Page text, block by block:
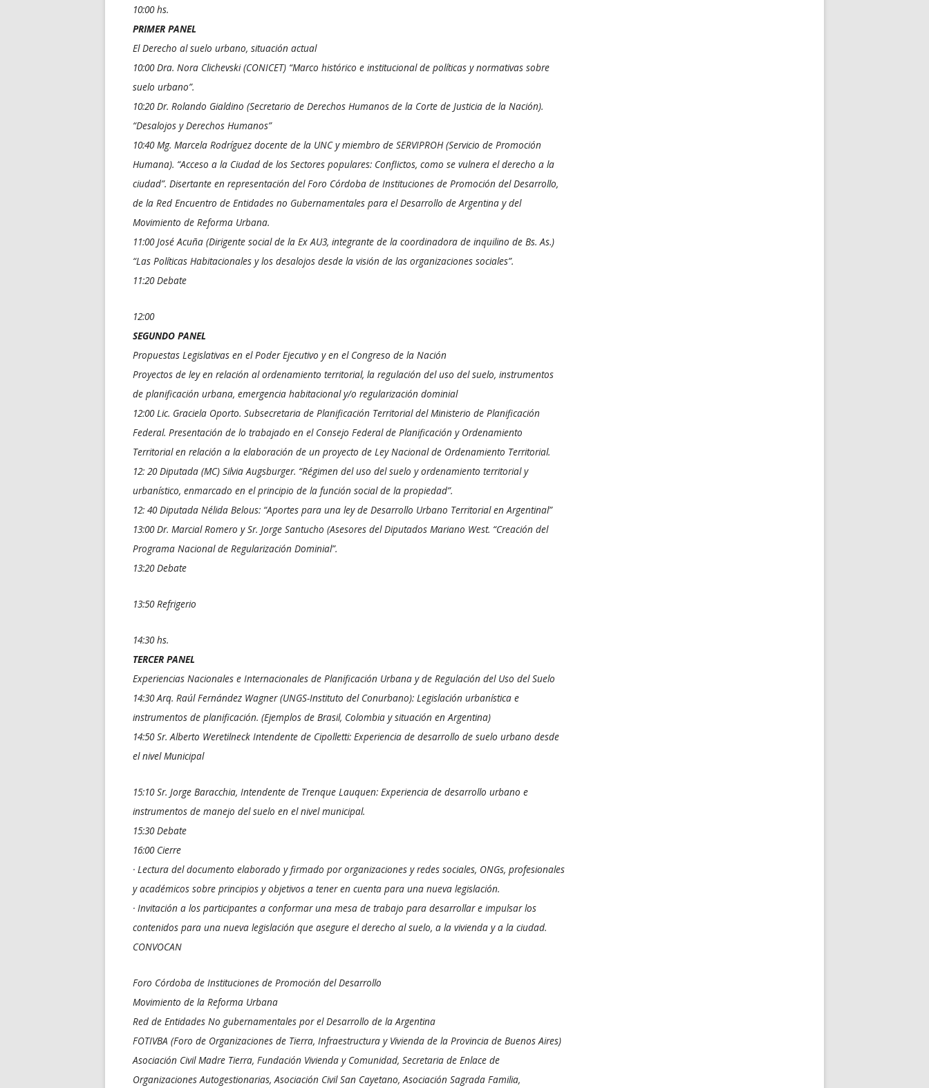
10:00 hs.
PRIMER PANEL
El Derecho al suelo urbano, situación actual
10:00 Dra. Nora Clichevski (CONICET) “Marco histórico e institucional de políticas y normativas sobre
suelo urbano”.
10:20 Dr. Rolando Gialdino (Secretario de Derechos Humanos de la Corte de Justicia de la Nación).
“Desalojos y Derechos Humanos”
10:40 Mg. Marcela Rodríguez docente de la UNC y miembro de SERVIPROH (Servicio de Promoción
Humana). “Acceso a la Ciudad de los Sectores populares: Conflictos, como se vulnera el derecho a la
ciudad”. Disertante en representación del Foro Córdoba de Instituciones de Promoción del Desarrollo,
de la Red Encuentro de Entidades no Gubernamentales para el Desarrollo de Argentina y del
Movimiento de Reforma Urbana.
11:00 José Acuña (Dirigente social de la Ex AU3, integrante de la coordinadora de inquilino de Bs. As.)
“Las Políticas Habitacionales y los desalojos desde la visión de las organizaciones sociales”.
11:20 Debate
12:00
SEGUNDO PANEL
Propuestas Legislativas en el Poder Ejecutivo y en el Congreso de la Nación
Proyectos de ley en relación al ordenamiento territorial, la regulación del uso del suelo, instrumentos
de planificación urbana, emergencia habitacional y/o regularización dominial
12:00 Lic. Graciela Oporto. Subsecretaria de Planificación Territorial del Ministerio de Planificación
Federal. Presentación de lo trabajado en el Consejo Federal de Planificación y Ordenamiento
Territorial en relación a la elaboración de un proyecto de Ley Nacional de Ordenamiento Territorial.
12: 20 Diputada (MC) Silvia Augsburger. “Régimen del uso del suelo y ordenamiento territorial y
urbanístico, enmarcado en el principio de la función social de la propiedad”.
12: 40 Diputada Nélida Belous: “Aportes para una ley de Desarrollo Urbano Territorial en Argentinal”
13:00 Dr. Marcial Romero y Sr. Jorge Santucho (Asesores del Diputados Mariano West. “Creación del
Programa Nacional de Regularización Dominial”.
13:20 Debate
13:50 Refrigerio
14:30 hs.
TERCER PANEL
Experiencias Nacionales e Internacionales de Planificación Urbana y de Regulación del Uso del Suelo
14:30 Arq. Raúl Fernández Wagner (UNGS-Instituto del Conurbano): Legislación urbanística e
instrumentos de planificación. (Ejemplos de Brasil, Colombia y situación en Argentina)
14:50 Sr. Alberto Weretilneck Intendente de Cipolletti: Experiencia de desarrollo de suelo urbano desde
el nivel Municipal
15:10 Sr. Jorge Baracchia, Intendente de Trenque Lauquen: Experiencia de desarrollo urbano e
instrumentos de manejo del suelo en el nivel municipal.
15:30 Debate
16:00 Cierre
· Lectura del documento elaborado y firmado por organizaciones y redes sociales, ONGs, profesionales
y académicos sobre principios y objetivos a tener en cuenta para una nueva legislación.
· Invitación a los participantes a conformar una mesa de trabajo para desarrollar e impulsar los
contenidos para una nueva legislación que asegure el derecho al suelo, a la vivienda y a la ciudad.
CONVOCAN
Foro Córdoba de Instituciones de Promoción del Desarrollo
Movimiento de la Reforma Urbana
Red de Entidades No gubernamentales por el Desarrollo de la Argentina
FOTIVBA (Foro de Organizaciones de Tierra, Infraestructura y Vivienda de la Provincia de Buenos Aires)
Asociación Civil Madre Tierra, Fundación Vivienda y Comunidad, Secretaria de Enlace de
Organizaciones Autogestionarias, Asociación Civil San Cayetano, Asociación Sagrada Familia,